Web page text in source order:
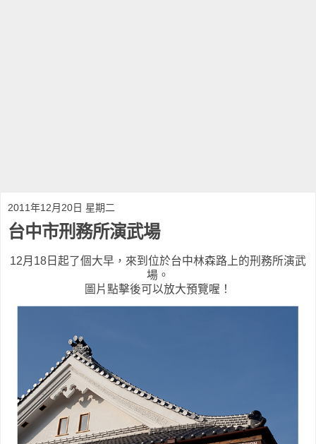
2011年12月20日 星期二
台中市刑務所演武場
12月18日起了個大早，來到位於台中林森路上的刑務所演武
場。
圖片點擊後可以放大預覽喔！